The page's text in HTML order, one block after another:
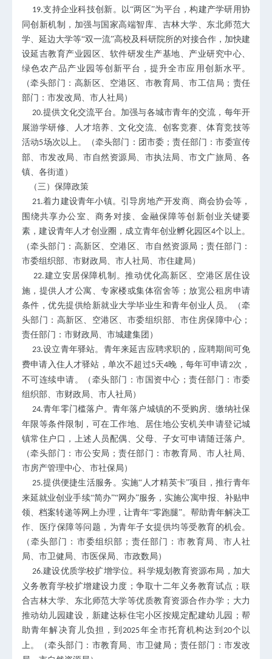
19.支持企业科技创新。以“两区”为平台，构建产学研用协
同创新机制，加强与国家高端智库、吉林大学、东北师范大
学、延边大学等“双一流”高校及科研院所的对接合作，加快建
设延吉教育产业园区、软件研发生产基地、产业研究中心、
绿色农产品产业园等创新平台，提升全市应用创新水平。
（牵头部门：高新区、空港区、市教育局、市工信局；责任
部门：市发改局、市人社局）
20.提供文化交流平台。加强与各城市青年的交流，每年开
展游学研修、人才培养、文化交流、创客竞赛、体育竞技等
活动5场次以上。（牵头部门：团市委；责任部门：市委宣传
部、市发改局、市自然资源局、市执法局、市文广旅局、各
镇、各街道）
（三）保障政策
21.着力建设青年小镇。引导房地产开发商、商会协会等，
围绕共享办公室、商务对接、金融保障等创新创业关键要
素，建设青年人才创业圈，成立青年创业孵化园区4个以上。
（牵头部门：高新区、空港区、市自然资源局；责任部门：
市委组织部、市财政局、市人社局、市住建局）
22.建立安居保障机制。推动优化高新区、空港区居住设
施，提供人才公寓、专家楼或集体宿舍等；放宽公租房申请
条件，优先提供给新就业大学毕业生和青年创业人员。（牵
头部门：高新区、空港区、市委组织部、市住房保障中心；
责任部门：市财政局、市城建集团）
23.设立青年驿站。青年来延吉应聘求职的，应聘期间可免
费申请入住人才驿站，单次不超过5天4晚，每年可申请2次，
不可连续申请。（牵头部门：市国资中心；责任部门：市委
组织部、市财政局、市人社局）
24.青年零门槛落户。青年落户城镇的不受购房、缴纳社保
年限等条件限制，可在工作地、居住地公安机关申请登记城
镇常住户口，上述人员配偶、父母、子女可申请随迁落户。
（牵头部门：市公安局；责任部门：市教育局、市人社局、
市房产管理中心、市社保局）
25.提供便捷生活服务。实施“人才精英卡”项目，推行青年
来延就业创业手续“简办”“网办”服务，实施公寓申报、补贴申
领、档案转递等网上办理，让青年“零跑腿”。帮助青年解决工
作、医疗保障等问题，为青年子女提供均等受教育的机会。
（牵头部门：市委组织部；责任部门：市教育局、市人社
局、市卫健局、市医保局、市政数局）
26.建设优质学校扩增学位。科学规划教育资源布局，加大
义务教育学校扩增建设力度；争取十二年义务教育试点；联
合吉林大学、东北师范大学等优质教育资源合作办学；大力
推动幼儿园建设，新建达标住宅小区按规定配建幼儿园；帮
助青年解决育儿负担，到2025年全市托育机构达到 20个以
上。（牵头部门：市教育局、市卫健局；责任部门：市发改